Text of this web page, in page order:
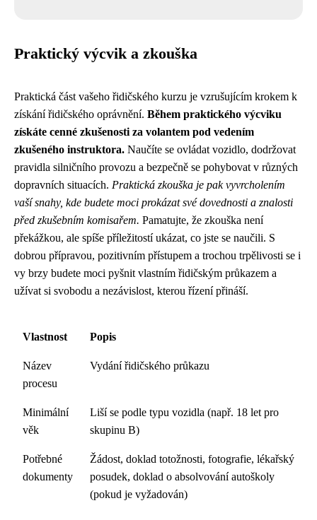
Praktický výcvik a zkouška
Praktická část vašeho řidičského kurzu je vzrušujícím krokem k
získání řidičského oprávnění. Během praktického výcviku
získáte cenné zkušenosti za volantem pod vedením
zkušeného instruktora. Naučíte se ovládat vozidlo, dodržovat
pravidla silničního provozu a bezpečně se pohybovat v různých
dopravních situacích. Praktická zkouška je pak vyvrcholením
vaší snahy, kde budete moci prokázat své dovednosti a znalosti
před zkušebním komisařem. Pamatujte, že zkouška není
překážkou, ale spíše příležitostí ukázat, co jste se naučili. S
dobrou přípravou, pozitivním přístupem a trochou trpělivosti se i
vy brzy budete moci pyšnit vlastním řidičským průkazem a
užívat si svobodu a nezávislost, kterou řízení přináší.
Vlastnost Popis
Název
procesu
Vydání řidičského průkazu
Minimální
věk
Liší se podle typu vozidla (např. 18 let pro
skupinu B)
Potřebné
dokumenty
Žádost, doklad totožnosti, fotografie, lékařský
posudek, doklad o absolvování autoškoly
(pokud je vyžadován)